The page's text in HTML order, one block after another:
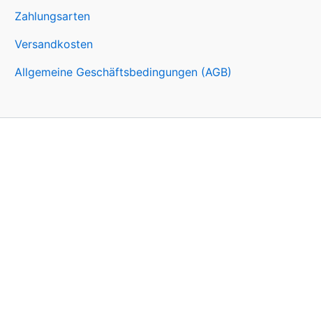
Zahlungsarten
Versandkosten
Allgemeine Geschäftsbedingungen (AGB)